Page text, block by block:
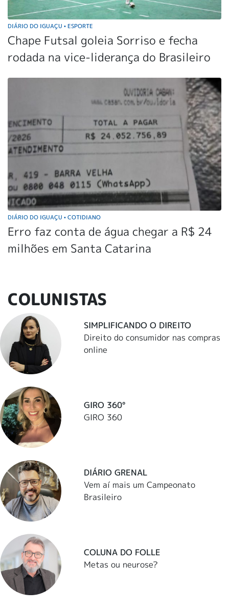
DIÁRIO DO IGUAÇU • ESPORTE
Chape Futsal goleia Sorriso e fecha
rodada na vice-liderança do Brasileiro
DIÁRIO DO IGUAÇU • COTIDIANO
Erro faz conta de água chegar a R$ 24
milhões em Santa Catarina
COLUNISTAS
SIMPLIFICANDO O DIREITO
Direito do consumidor nas compras
online
GIRO 360°
GIRO 360
DIÁRIO GRENAL
Vem aí mais um Campeonato
Brasileiro
COLUNA DO FOLLE
Metas ou neurose?